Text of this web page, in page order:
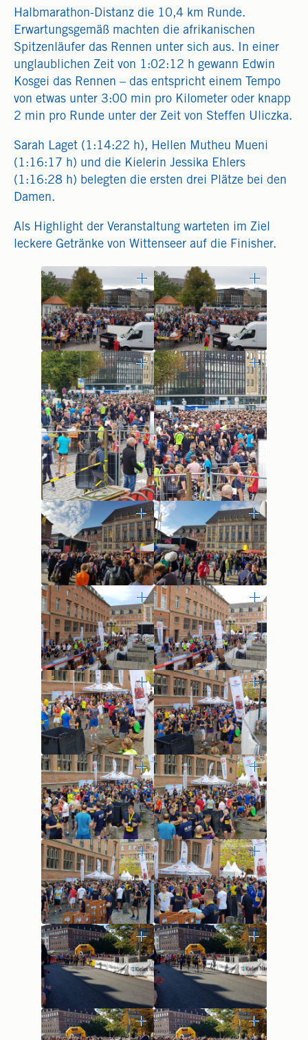
Halbmarathon-Distanz die 10,4 km Runde.
Erwartungsgemäß machten die afrikanischen
Spitzenläufer das Rennen unter sich aus. In einer
unglaublichen Zeit von 1:02:12 h gewann Edwin
Kosgei das Rennen – das entspricht einem Tempo
von etwas unter 3:00 min pro Kilometer oder knapp
2 min pro Runde unter der Zeit von Steffen Uliczka.
Sarah Laget (1:14:22 h), Hellen Mutheu Mueni
(1:16:17 h) und die Kielerin Jessika Ehlers
(1:16:28 h) belegten die ersten drei Plätze bei den
Damen.
Als Highlight der Veranstaltung warteten im Ziel
leckere Getränke von Wittenseer auf die Finisher.